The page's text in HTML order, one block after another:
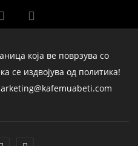
која ве поврзува со
се издвојува од политика!